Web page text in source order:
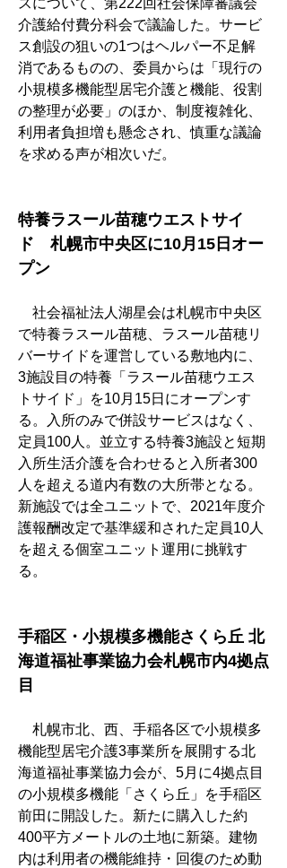
スについて、第222回社会保障審議会
介護給付費分科会で議論した。サービ
ス創設の狙いの1つはヘルパー不足解
消であるものの、委員からは「現行の
小規模多機能型居宅介護と機能、役割
の整理が必要」のほか、制度複雑化、
利用者負担増も懸念され、慎重な議論
を求める声が相次いだ。
特養ラスール苗穂ウエストサイ
ド　札幌市中央区に10月15日オー
プン
社会福祉法人湖星会は札幌市中央区
で特養ラスール苗穂、ラスール苗穂リ
バーサイドを運営している敷地内に、
3施設目の特養「ラスール苗穂ウエス
トサイド」を10月15日にオープンす
る。入所のみで併設サービスはなく、
定員100人。並立する特養3施設と短期
入所生活介護を合わせると入所者300
人を超える道内有数の大所帯となる。
新施設では全ユニットで、2021年度介
護報酬改定で基準緩和された定員10人
を超える個室ユニット運用に挑戦す
る。
手稲区・小規模多機能さくら丘 北
海道福祉事業協力会札幌市内4拠点
目
札幌市北、西、手稲各区で小規模多
機能型居宅介護3事業所を展開する北
海道福祉事業協力会が、5月に4拠点目
の小規模多機能「さくら丘」を手稲区
前田に開設した。新たに購入した約
400平方メートルの土地に新築。建物
内は利用者の機能維持・回復のため動